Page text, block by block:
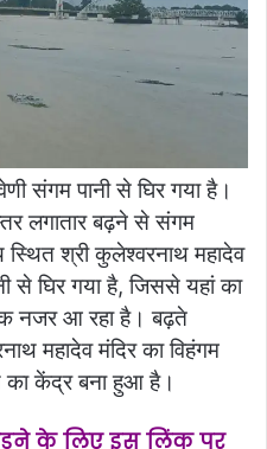
संगम पानी से घिर गया है।
लगातार बढ़ने से संगम
श्री कुलेश्वरनाथ महादेव
से घिर गया है, जिससे यहां का
नजर आ रहा है। बढ़ते
महादेव मंदिर का विहंगम
का केंद्र बना हुआ है।
के लिए इस लिंक पर